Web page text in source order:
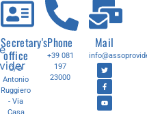
Secretary's
office
C/O
Antonio
Ruggiero
- Via
Phone
+39 081
197
23000
Mail